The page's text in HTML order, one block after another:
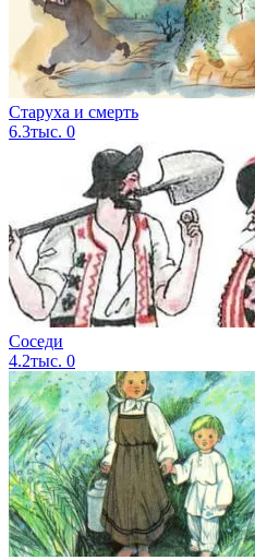
Старуха и смерть
6.3тыс. 0
Соседи
4.2тыс. 0